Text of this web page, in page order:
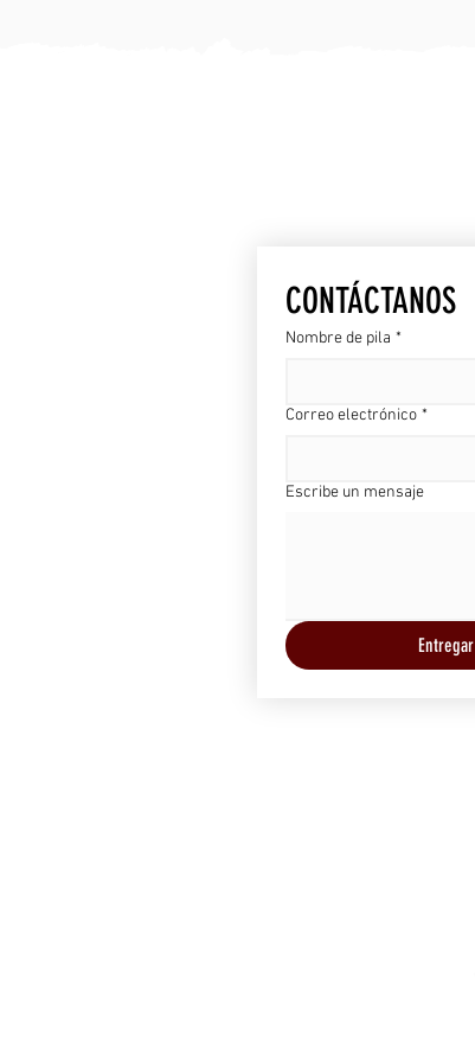
CONTÁCTANOS
Nombre de pila *
Correo electrónico *
Escribe un mensaje
Entregar